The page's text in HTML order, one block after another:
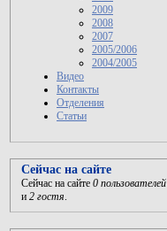
2009
2008
2007
2005/2006
2004/2005
Видео
Контакты
Отделения
Статьи
Сейчас на сайте
Сейчас на сайте 0 пользователей
и 2 гостя